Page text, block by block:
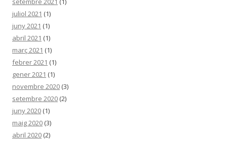
juliol 2021 (1)
juny 2021 (1)
abril 2021 (1)
març 2021 (1)
febrer 2021 (1)
gener 2021 (1)
novembre 2020 (3)
setembre 2020 (2)
juny 2020 (1)
maig 2020 (3)
abril 2020 (2)